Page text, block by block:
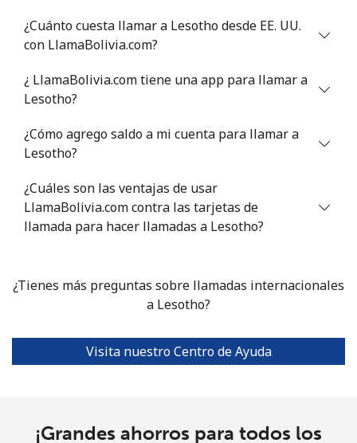
Luxembourg
Celular
¿Cuánto cuesta llamar a Lesotho desde EE. UU.
con LlamaBolivia.com?
¿ LlamaBolivia.com tiene una app para llamar a
Lesotho?
¿Cómo agrego saldo a mi cuenta para llamar a
Lesotho?
¿Cuáles son las ventajas de usar
LlamaBolivia.com contra las tarjetas de
llamada para hacer llamadas a Lesotho?
¿Tienes más preguntas sobre llamadas internacionales
a Lesotho?
Visita nuestro Centro de Ayuda
¡Grandes ahorros para todos los